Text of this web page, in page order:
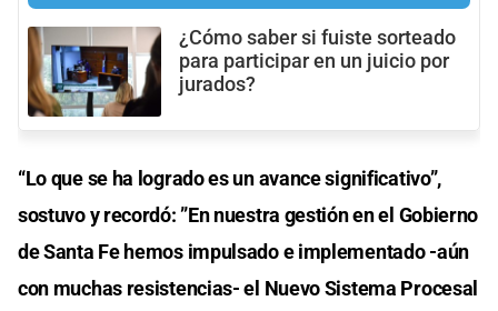
¿Cómo saber si fuiste sorteado
para participar en un juicio por
jurados?
“Lo que se ha logrado es un avance significativo”,
sostuvo y recordó: ”En nuestra gestión en el Gobierno
de Santa Fe hemos impulsado e implementado -aún
con muchas resistencias- el Nuevo Sistema Procesal